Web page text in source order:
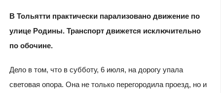
В Тольятти практически парализовано движение по
улице Родины. Транспорт движется исключительно
по обочине.
Дело в том, что в субботу, 6 июля, на дорогу упала
световая опора. Она не только перегородила проезд, но и